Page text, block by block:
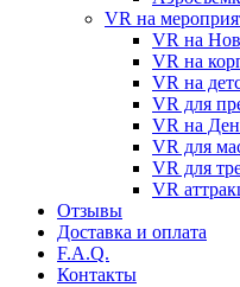
VR на
VR на
VR на
VR на
VR для
VR на
VR для
VR для
VR
Отзывы
Доставка и оплата
F.A.Q.
Контакты